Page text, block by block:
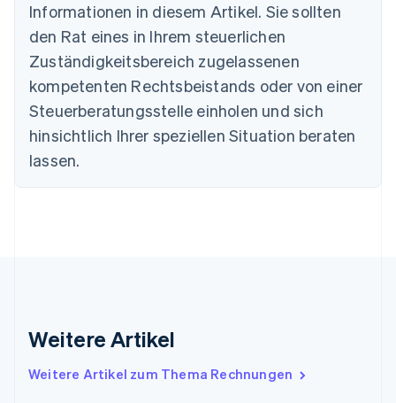
Informationen in diesem Artikel. Sie sollten
den Rat eines in Ihrem steuerlichen
Zuständigkeitsbereich zugelassenen
kompetenten Rechtsbeistands oder von einer
Steuerberatungsstelle einholen und sich
hinsichtlich Ihrer speziellen Situation beraten
lassen.
Weitere Artikel
Weitere Artikel zum Thema Rechnungen
Estland
English
Festlandchina
简体中文 English
Finnland
EnglishSvenska
FrançaisEnglish
Gibraltar
Japan
Kanada